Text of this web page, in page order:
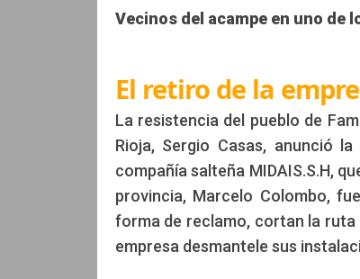
Vecinos del acampe en uno de
El retiro de la
La resistencia del pueblo de
Rioja, Sergio Casas, anunció
compañía salteña MIDAIS.S.H,
provincia, Marcelo Colombo,
forma de reclamo, cortan la ruta
empresa desmantele sus